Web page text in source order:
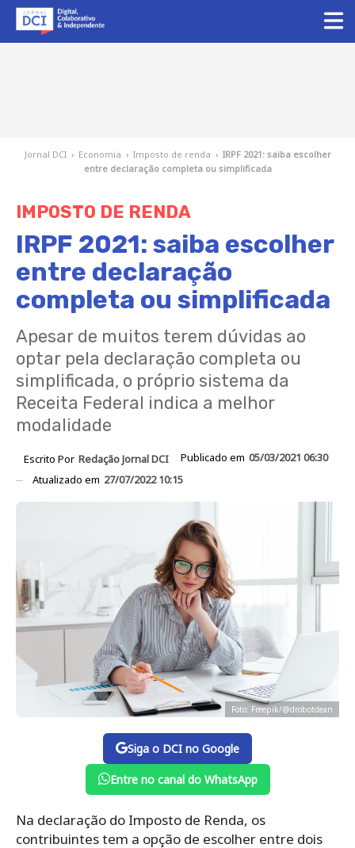
Jornal DCI › Economia › Imposto de renda › IRPF 2021: saiba escolher
entre declaração completa ou simplificada
IMPOSTO DE RENDA
IRPF 2021: saiba escolher
entre declaração
completa ou simplificada
Apesar de muitos terem dúvidas ao
optar pela declaração completa ou
simplificada, o próprio sistema da
Receita Federal indica a melhor
modalidade
Escrito Por Redação Jornal DCI Publicado em 05/03/2021 06:30
Atualizado em 27/07/2022 10:15
Foto: Freepik/@drobotdean
Siga o DCI no Google
Entre no canal do WhatsApp
Na declaração do Imposto de Renda, os
contribuintes tem a opção de escolher entre dois